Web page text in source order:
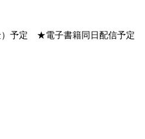
予定 ★電子書籍同日配信予定